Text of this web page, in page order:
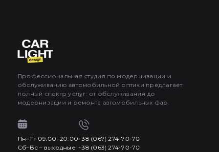
Профессиональная студия по модернизации и
обслуживанию автомобильной оптики предлагает
полный спектр услуг: от обслуживания до
модернизации и ремонта автомобильных фар.
Пн–Пт 09:00–20:00
Сб–Вс – выходные
+38 (067) 274-70-70
+38 (063) 274-70-70